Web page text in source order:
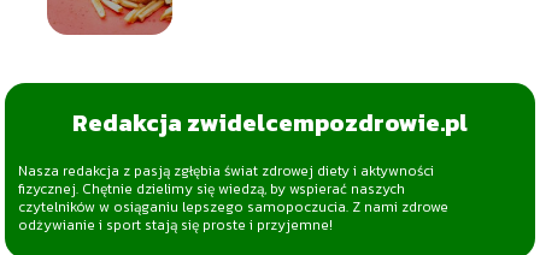
Redakcja zwidelcempozdrowie.pl
Nasza redakcja z pasją zgłębia świat zdrowej diety i aktywności
fizycznej. Chętnie dzielimy się wiedzą, by wspierać naszych
czytelników w osiąganiu lepszego samopoczucia. Z nami zdrowe
odżywianie i sport stają się proste i przyjemne!